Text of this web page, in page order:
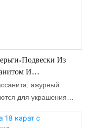
Подвески Из
И
ажурный
для украшения